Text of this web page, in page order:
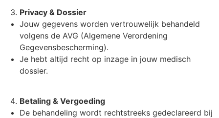
Privacy & Dossier
Jouw gegevens worden vertrouwelijk behandeld
volgens de AVG (Algemene Verordening
Gegevensbescherming).
Je hebt altijd recht op inzage in jouw medisch
dossier.
Betaling & Vergoeding
De behandeling wordt rechtstreeks gedeclareerd bij